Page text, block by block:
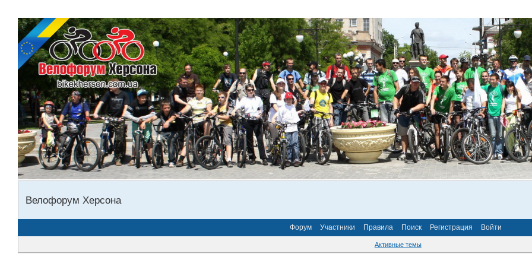
Велофорум Херсона
Форум Участники Правила Поиск Регистрация Войти
Активные темы